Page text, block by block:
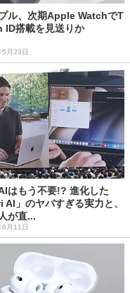
ル、次期Apple WatchでT
ID搭載を見送りか
月23日
はもう不要!? 進化した
AI」のヤバすぎる実力と、
が直...
月11日